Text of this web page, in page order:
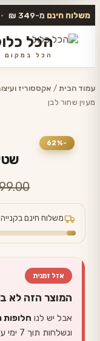
משלוח חינם מ-349 ₪ •
הכל
הכל במקום
לתוכן
עמוד הבית/ אקססוריז
מעוין שחור לבן
-62%
משלוח חינם
אזל זמנית
המוצר הזה לא
אבל יש לנו חלופות